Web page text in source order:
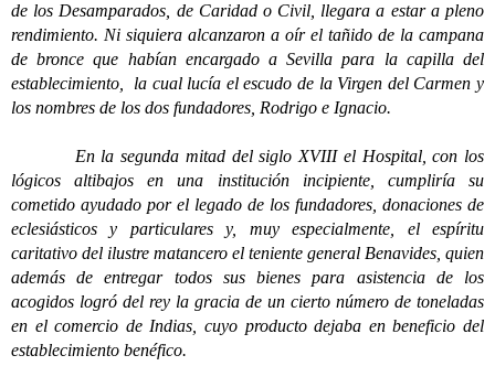
de los Desamparados, de Caridad o Civil, llegara a estar a pleno
rendimiento. Ni siquiera alcanzaron a oír el tañido de la campana
de bronce que habían encargado a Sevilla para la capilla del
establecimiento, la cual lucía el escudo de la Virgen del Carmen y
los nombres de los dos fundadores, Rodrigo e Ignacio.
En la segunda mitad del siglo XVIII el Hospital, con los
lógicos altibajos en una institución incipiente, cumpliría su
cometido ayudado por el legado de los fundadores, donaciones de
eclesiásticos y particulares y, muy especialmente, el espíritu
caritativo del ilustre matancero el teniente general Benavides, quien
además de entregar todos sus bienes para asistencia de los
acogidos logró del rey la gracia de un cierto número de toneladas
en el comercio de Indias, cuyo producto dejaba en beneficio del
establecimiento benéfico.